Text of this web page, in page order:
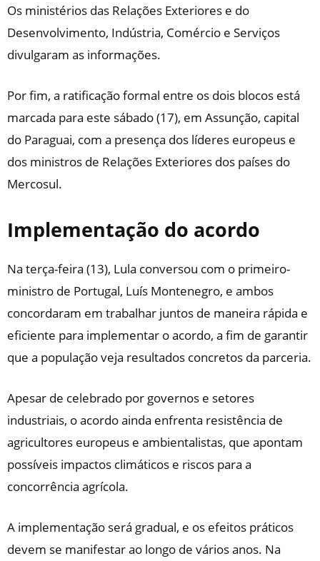
Os ministérios das Relações Exteriores e do
Desenvolvimento, Indústria, Comércio e Serviços
divulgaram as informações.
Por fim, a ratificação formal entre os dois blocos está
marcada para este sábado (17), em Assunção, capital
do Paraguai, com a presença dos líderes europeus e
dos ministros de Relações Exteriores dos países do
Mercosul.
Implementação do acordo
Na terça-feira (13), Lula conversou com o primeiro-
ministro de Portugal, Luís Montenegro, e ambos
concordaram em trabalhar juntos de maneira rápida e
eficiente para implementar o acordo, a fim de garantir
que a população veja resultados concretos da parceria.
Apesar de celebrado por governos e setores
industriais, o acordo ainda enfrenta resistência de
agricultores europeus e ambientalistas, que apontam
possíveis impactos climáticos e riscos para a
concorrência agrícola.
A implementação será gradual, e os efeitos práticos
devem se manifestar ao longo de vários anos. Na